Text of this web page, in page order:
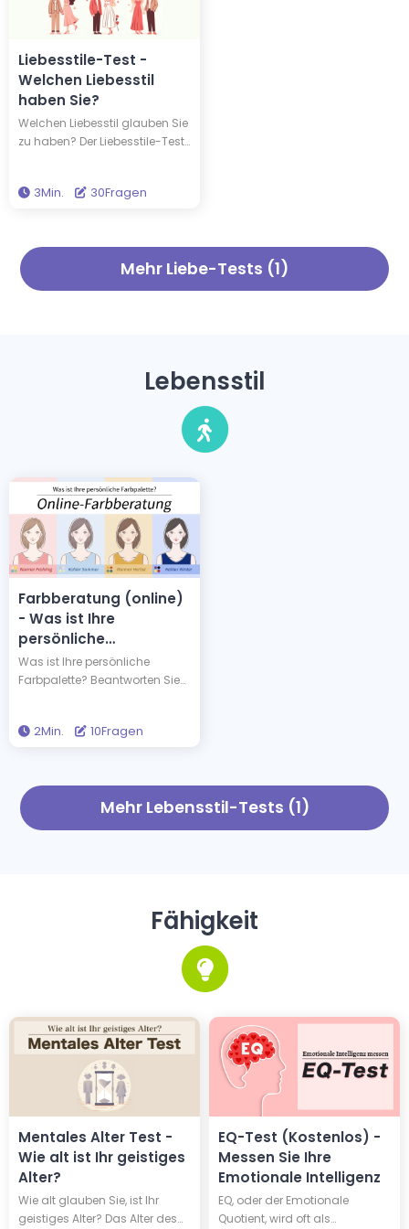
Liebesstile-Test -
Welchen Liebesstil
haben Sie?
Welchen Liebesstil glauben Sie
zu haben? Der Liebesstile-Test
vom Psychologen John Lee
finden Sie heraus, zu welchem
der sechs Liebestypen Sie
gehören.
3Min. 30Fragen
Mehr Liebe-Tests (1)
Lebensstil
Farbberatung (online)
- Was ist Ihre
persönliche
Farbpalette?
Was ist Ihre persönliche
Farbpalette? Beantworten Sie
entdecken Ihre saisonale
Natur aus gut stehen, können
Sie Ihre Garderobenauswahl
optimieren.
2Min. 10Fragen
Mehr Lebensstil-Tests (1)
Fähigkeit
Mentales Alter Test -
Wie alt ist Ihr geistiges
Alter?
Wie alt glauben Sie, ist Ihr
geistiges Alter? Das Alter des
EQ-Test (Kostenlos) -
Messen Sie Ihre
Emotionale Intelligenz
EQ, oder der Emotionale
Quotient, wird oft als